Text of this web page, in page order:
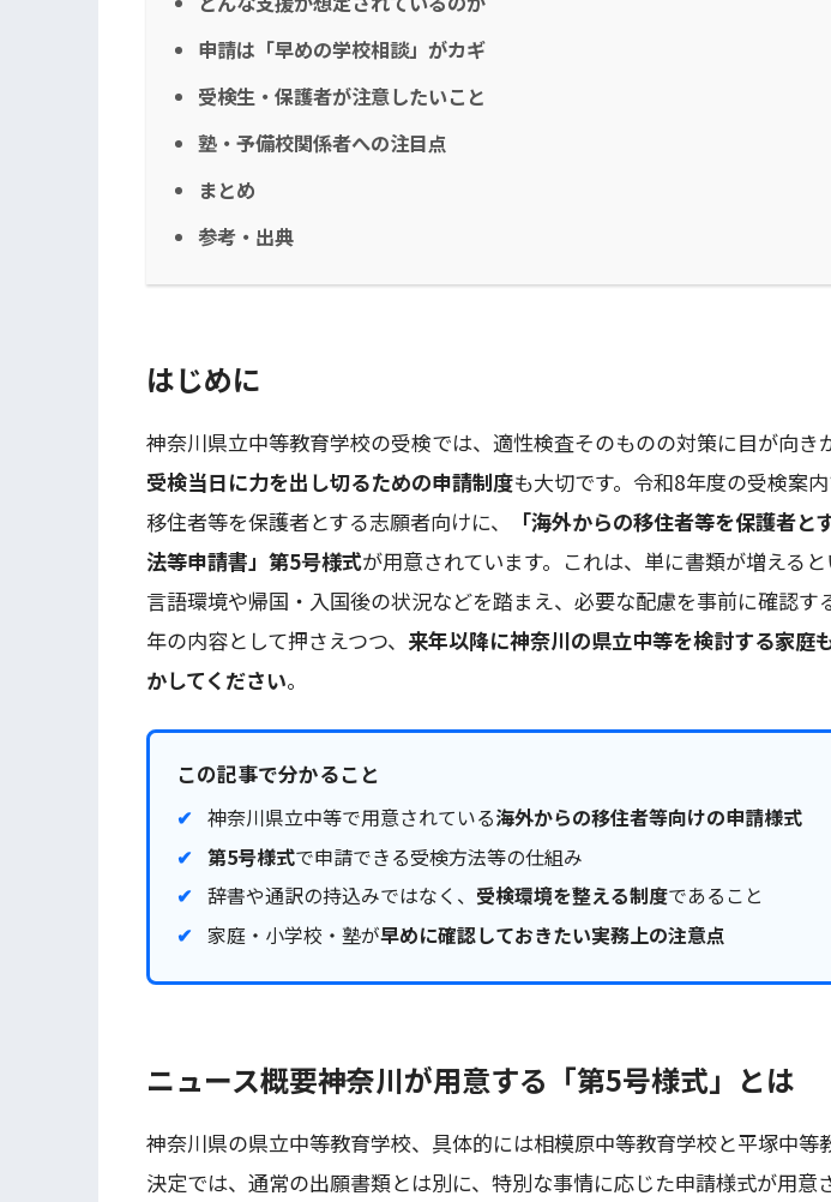
申請は「早めの学校相談」がカギ
受検生・保護者が注意したいこと
塾・予備校関係者への注目点
まとめ
参考・出典
はじめに
神奈川県立中等教育学校の受検では、適性検査そのものの対策に目が向き
受検当日に力を出し切るための申請制度も大切です。令和8年度の受検案
移住者等を保護者とする志願者向けに、
「海外からの移住者等を保護者と
法等申請書」第5号様式が用意されています。これは、単に書類が増えると
言語環境や帰国・入国後の状況などを踏まえ、必要な配慮を事前に確認す
年の内容として押さえつつ、 来年以降に神奈川の県立中等を検討する家庭
かしてください。
この記事で分かること
神奈川県立中等で用意されている海外からの移住者等向けの申請様式
第5号様式で申請できる受検方法等の仕組み
辞書や通訳の持込みではなく、 受検環境を整える制度であること
家庭・小学校・塾が早めに確認しておきたい実務上の注意点
ニュース概要――神奈川が用意する「第5号様式」とは
神奈川県の県立中等教育学校、具体的には相模原中等教育学校と平塚中等
決定では、通常の出願書類とは別に、特別な事情に応じた申請様式が用意